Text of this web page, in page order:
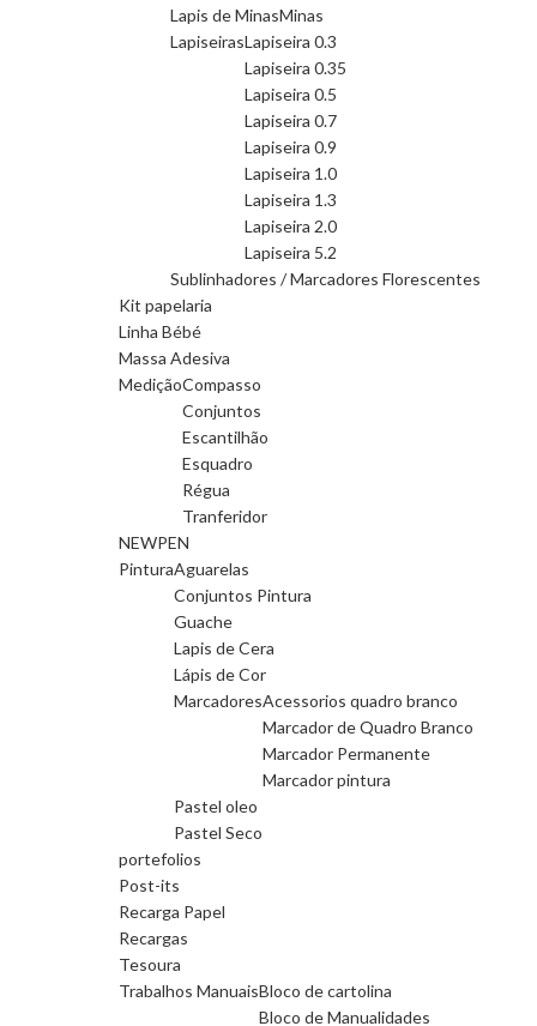
Lapis de MinasMinas
LapiseirasLapiseira 0.3
Lapiseira 0.35
Lapiseira 0.5
Lapiseira 0.7
Lapiseira 0.9
Lapiseira 1.0
Lapiseira 1.3
Lapiseira 2.0
Lapiseira 5.2
Sublinhadores / Marcadores Florescentes
Kit papelaria
Linha Bébé
Massa Adesiva
MediçãoCompasso
Conjuntos
Escantilhão
Esquadro
Régua
Tranferidor
NEWPEN
PinturaAguarelas
Conjuntos Pintura
Guache
Lapis de Cera
Lápis de Cor
MarcadoresAcessorios quadro branco
Marcador de Quadro Branco
Marcador Permanente
Marcador pintura
Pastel oleo
Pastel Seco
portefolios
Post-its
Recarga Papel
Recargas
Tesoura
Trabalhos ManuaisBloco de cartolina
Bloco de Manualidades